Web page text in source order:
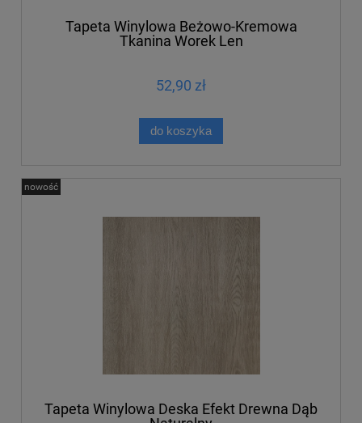
Tapeta Winylowa Beżowo-Kremowa
Tkanina Worek Len
52,90 zł
do koszyka
Tapeta Winylowa Deska Efekt Drewna Dąb
nowość